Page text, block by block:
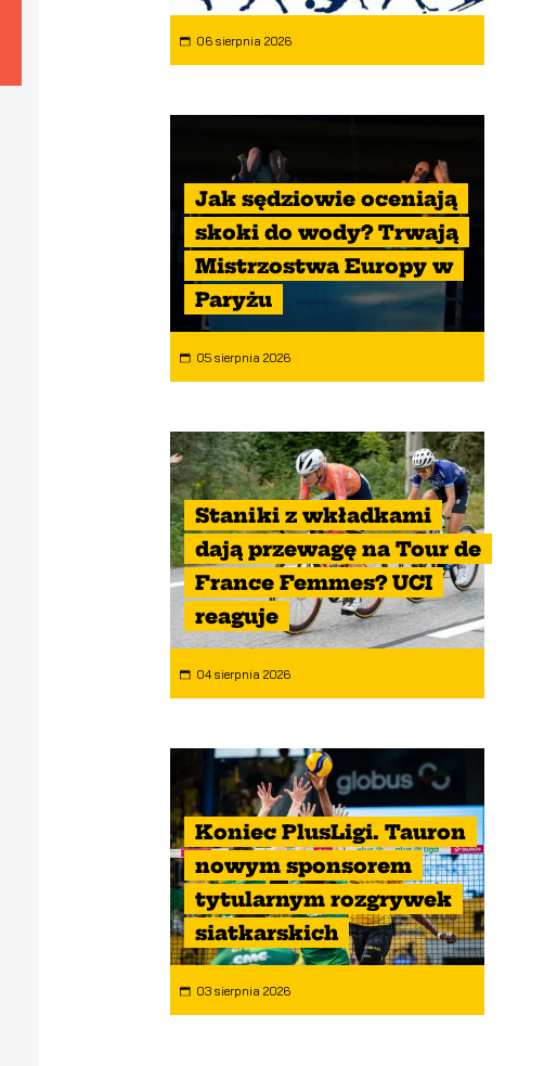
06 sierpnia 2026
Jak sędziowie oceniają
skoki do wody? Trwają
Mistrzostwa Europy w
Paryżu
05 sierpnia 2026
Staniki z wkładkami
dają przewagę na Tour de
France Femmes? UCI
reaguje
04 sierpnia 2026
Koniec PlusLigi. Tauron
nowym sponsorem
tytularnym rozgrywek
siatkarskich
03 sierpnia 2026